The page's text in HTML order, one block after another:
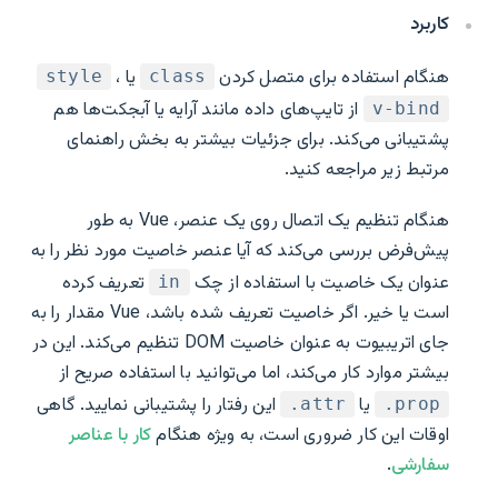
کاربرد
هنگام استفاده برای متصل کردن
class یا style ،
v-bind
از تایپ‌های داده مانند آرایه یا آبجکت‌ها هم
پشتیبانی می‌کند. برای جزئیات بیشتر به بخش راهنمای
مرتبط زیر مراجعه کنید.
هنگام تنظیم یک اتصال روی یک عنصر، Vue به طور
پیش‌فرض بررسی می‌کند که آیا عنصر خاصیت مورد نظر را به
عنوان یک خاصیت با استفاده از چک
in
تعریف کرده
است یا خیر. اگر خاصیت تعریف شده باشد، Vue مقدار را به
جای اتریبیوت به عنوان خاصیت DOM تنظیم می‌کند. این در
بیشتر موارد کار می‌کند، اما می‌توانید با استفاده صریح از
‎.prop یا ‎.attr
این رفتار را پشتیبانی نمایید. گاهی
اوقات این کار ضروری است، به ویژه هنگامکار با عناصر
سفارشی.